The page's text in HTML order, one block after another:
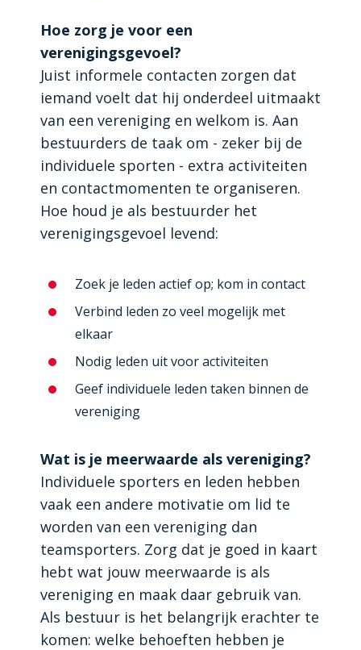
Hoe zorg je voor een
verenigingsgevoel?
Juist informele contacten zorgen dat
iemand voelt dat hij onderdeel uitmaakt
van een vereniging en welkom is. Aan
bestuurders de taak om - zeker bij de
individuele sporten - extra activiteiten
en contactmomenten te organiseren.
Hoe houd je als bestuurder het
verenigingsgevoel levend:
Zoek je leden actief op; kom in contact
Verbind leden zo veel mogelijk met
elkaar
Nodig leden uit voor activiteiten
Geef individuele leden taken binnen de
vereniging
Wat is je meerwaarde als vereniging?
Individuele sporters en leden hebben
vaak een andere motivatie om lid te
worden van een vereniging dan
teamsporters. Zorg dat je goed in kaart
hebt wat jouw meerwaarde is als
vereniging en maak daar gebruik van.
Als bestuur is het belangrijk erachter te
komen: welke behoeften hebben je